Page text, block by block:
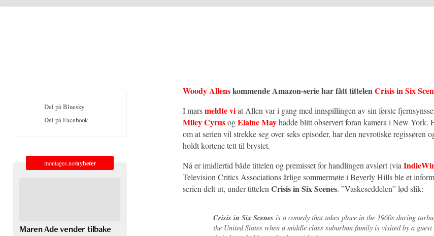
Woody Allens kommende Amazon-serie har fått tittelenCrisis in Six
I marsmeldte viat Allen var i gang med innspillingen av sin første
Miley CyrusogElaine Mayhadde blitt observert foran kamera i New York.
om at serien vil strekke seg over seks episoder, har den nevrotiske regissøren
holdt kortene tett til brystet.
Nå er imidlertid både tittelen og premisset for handlingen avslørt (via
Television Critics Associations årlige sommermøte i Beverly Hills ble et
serien delt ut, under tittelenCrisis in Six Scenes. ”Vaskeseddelen” lød slik:
Crisis in Six Scenes is a comedy that takes place in the 1960s during
the United States when a middle class suburban family is visited by a
Del på Bluesky
Del på Facebook
montages.no/nyheter
Maren Ade vender tilbake